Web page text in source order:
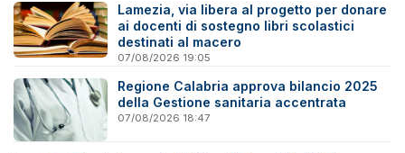
Lamezia, via libera al progetto per donare
ai docenti di sostegno libri scolastici
destinati al macero
07/08/2026 19:05
Regione Calabria approva bilancio 2025
della Gestione sanitaria accentrata
07/08/2026 18:47